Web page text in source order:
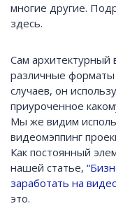
многие другие.
здесь.
Сам архитектурный
различные
случаев, он
приуроченное
Мы же видим
видеомэппинг
Как постоянный
нашей статье,
заработать на
это.